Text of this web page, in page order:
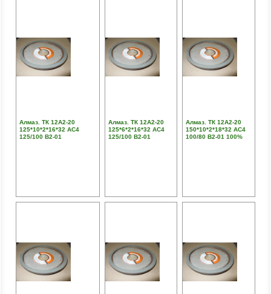
Алмаз. ТК 12А2-20
125*10*2*16*32 АС4
125/100 В2-01
Алмаз. ТК 12А2-20
125*6*2*16*32 АС4
125/100 В2-01
Алмаз. ТК 12А2-20
150*10*2*18*32 АС4
100/80 В2-01 100%